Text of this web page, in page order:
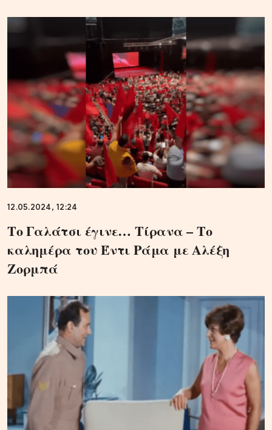
12.05.2024, 12:24
Το Γαλάτσι έγινε… Τίρανα – Το
καλημέρα του Έντι Ράμα με Αλέξη
Ζορμπά